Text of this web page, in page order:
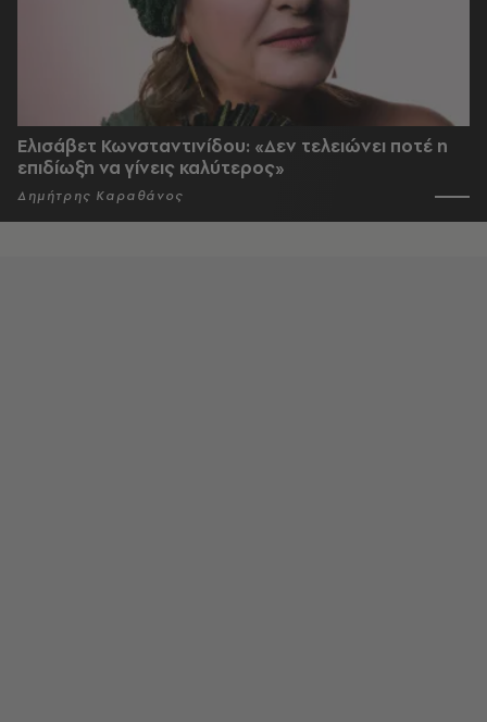
Ελισάβετ Κωνσταντινίδου: «Δεν τελειώνει ποτέ η
επιδίωξη να γίνεις καλύτερος»
Δημήτρης Καραθάνος